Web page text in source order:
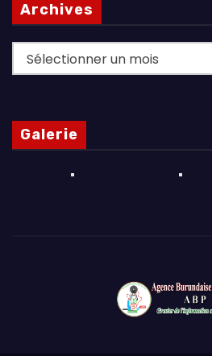
Archives
Archives
Galerie